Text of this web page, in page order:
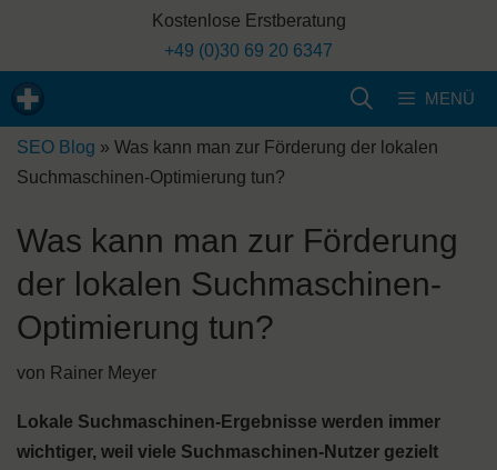
Kostenlose Erstberatung
+49 (0)30 69 20 6347
MENÜ
SEO Blog » Was kann man zur Förderung der lokalen
Suchmaschinen-Optimierung tun?
Was kann man zur Förderung
der lokalen Suchmaschinen-
Optimierung tun?
von Rainer Meyer
Lokale Suchmaschinen-Ergebnisse werden immer
wichtiger, weil viele Suchmaschinen-Nutzer gezielt